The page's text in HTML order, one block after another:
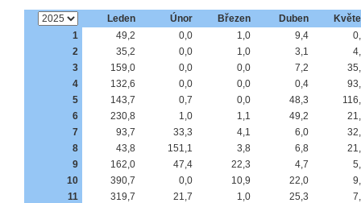
Leden Únor Březen Duben
1
49,2 0,0 1,0 9,4
2
35,2 0,0 1,0 3,1
3
159,0 0,0 0,0 7,2
4
132,6 0,0 0,0 0,4
5
143,7 0,7 0,0 48,3
6
230,8 1,0 1,1 49,2
7
93,7 33,3 4,1 6,0
8
43,8 151,1 3,8 6,8
9
162,0 47,4 22,3 4,7
10
390,7 0,0 10,9 22,0
11
319,7 21,7 1,0 25,3